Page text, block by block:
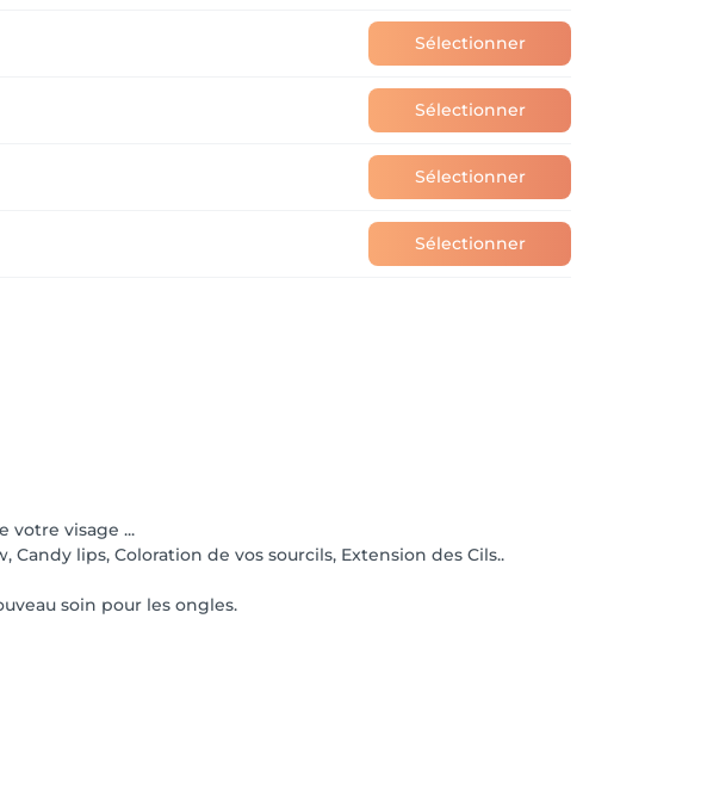
Sélectionner
Sélectionner
Sélectionner
Sélectionner
votre visage ...
lips, Coloration de vos sourcils, Extension des Cils..
soin pour les ongles.